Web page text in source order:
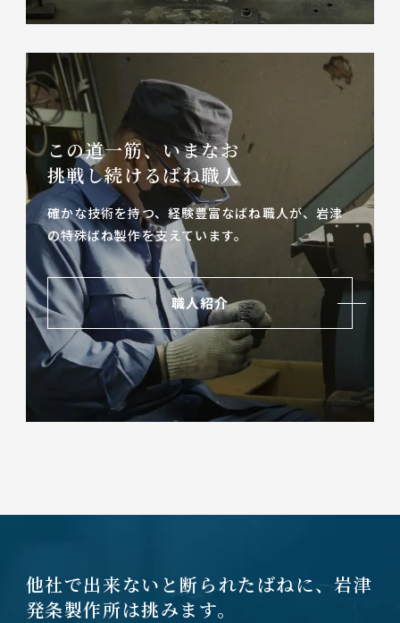
この道一筋、いまなお
挑戦し続けるばね職人
確かな技術を持つ、経験豊富なばね職人が、岩津
の特殊ばね製作を支えています。
職人紹介
他社で出来ないと断られたばねに、岩津
発条製作所は挑みます。